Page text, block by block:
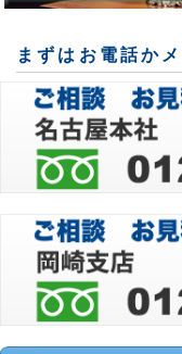
まずはお電話か